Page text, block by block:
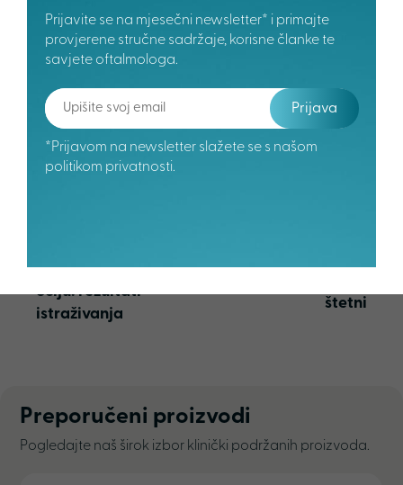
Uredništvo Moje Oko
Ažurirano: 05. 08. 2025
zdravlju očiju. Svojim stručnim znanjem i iskustvom
pružamo provjerene informacije i inovativna rješenja za
bolji vid i zdravlje očiju.
ekrana na zdravlje
očiju: rezultati
istraživanja
štetni
Preporučeni proizvodi
Pogledajte naš širok izbor klinički podržanih proizvoda.
Prijavite se na mjesečni newsletter* i primajte
provjerene stručne sadržaje, korisne članke te
savjete oftalmologa.
Prijava
*Prijavom na newsletter slažete se s našom
politikom privatnosti.